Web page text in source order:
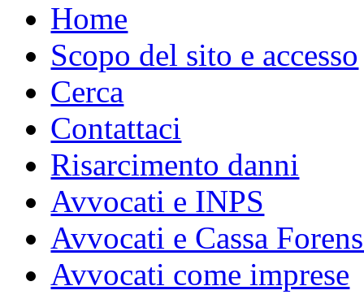
Home
Scopo del sito e accesso
Cerca
Contattaci
Risarcimento danni
Avvocati e INPS
Avvocati e Cassa
Avvocati come imprese